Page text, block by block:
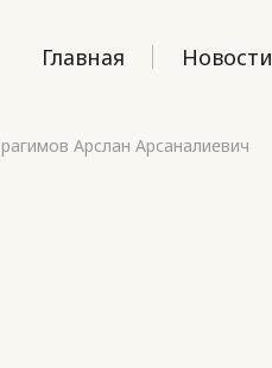
Главная Новости
Арслан Арсаналиевич